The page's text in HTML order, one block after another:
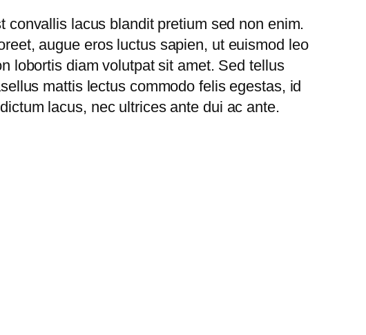
lacus blandit pretium sed non enim.
augue eros luctus sapien, ut euismod leo
lobortis diam volutpat sit amet. Sed tellus
mattis lectus commodo felis egestas, id
lacus, nec ultrices ante dui ac ante.